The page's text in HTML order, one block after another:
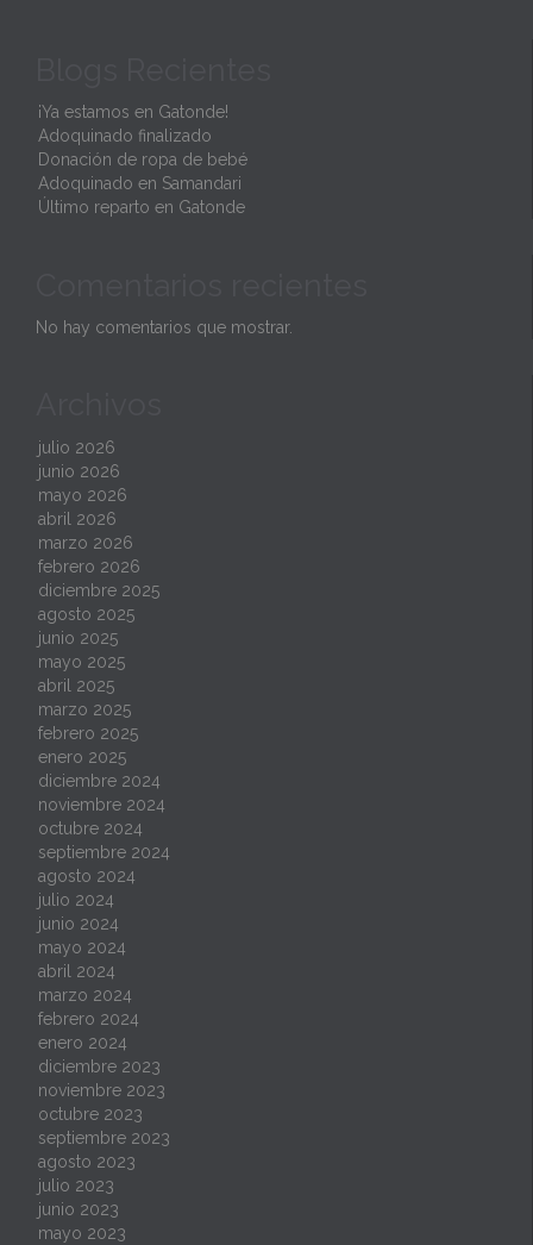
¡Ya estamos en Gatonde!
Adoquinado finalizado
Donación de ropa de bebé
Adoquinado en Samandari
Último reparto en Gatonde
No hay comentarios que mostrar.
julio 2026
junio 2026
mayo 2026
abril 2026
marzo 2026
febrero 2026
diciembre 2025
agosto 2025
junio 2025
mayo 2025
abril 2025
marzo 2025
febrero 2025
enero 2025
diciembre 2024
noviembre 2024
octubre 2024
septiembre 2024
agosto 2024
julio 2024
junio 2024
mayo 2024
abril 2024
marzo 2024
febrero 2024
enero 2024
diciembre 2023
noviembre 2023
octubre 2023
septiembre 2023
agosto 2023
julio 2023
junio 2023
mayo 2023